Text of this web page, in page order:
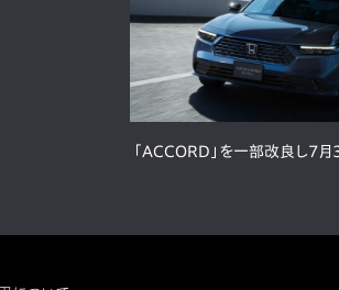
「ACCORD」を一部改良し7